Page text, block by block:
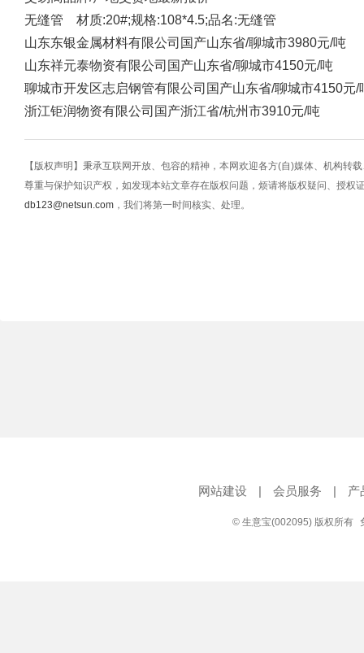
无缝管 材质:20#;规格:108*4.5;品名:无缝管
山东东银金属材料有限公司 国产山东省/聊城市3980元/吨
山东祥元泰物资有限公司 国产山东省/聊城市4150元/吨
聊城市开发区志启钢管有限公司 国产山东省/聊城市4150元/
浙江钜润物资有限公司 国产浙江省/杭州市3910元/吨
【版权声明】秉承互联网开放、包容的精神，本网欢迎各方(自)媒体、机构转
尊重与保护知识产权，如发现本站文章存在版权问题，烦请将版权疑问、授权
db123@netsun.com ，我们将第一时间核实、处理。
网站建设 | 会员服务 | 产
© 生意宝(002095) 版权所有